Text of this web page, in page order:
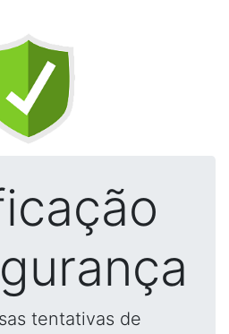
tentativas de